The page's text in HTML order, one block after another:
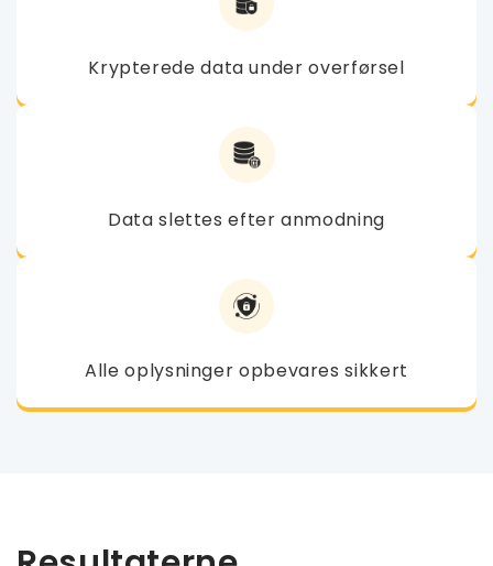
Krypterede data under overførsel
Data slettes efter anmodning
Alle oplysninger opbevares sikkert